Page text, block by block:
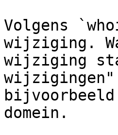
Volgens
wijziging.
wijziging
domein.